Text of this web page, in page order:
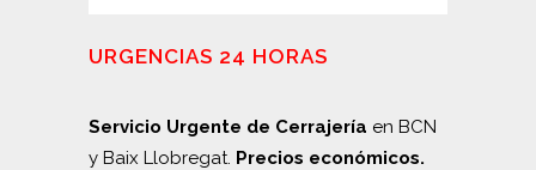
URGENCIAS 24 HORAS
Servicio Urgente de Cerrajería en BCN
y Baix Llobregat. Precios económicos.